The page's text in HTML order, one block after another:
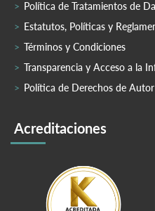
Política de Tratamientos de
Estatutos, Políticas y
Términos y Condiciones
Transparencia y Acceso a la
Política de Derechos de Autor
Acreditaciones